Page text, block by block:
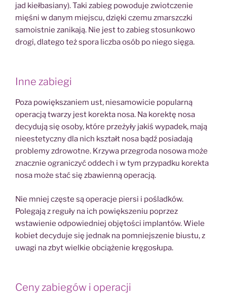
jad kiełbasiany). Taki zabieg powoduje zwiotczenie
mięśni w danym miejscu, dzięki czemu zmarszczki
samoistnie zanikają. Nie jest to zabieg stosunkowo
drogi, dlatego też spora liczba osób po niego sięga.
Inne zabiegi
Poza powiększaniem ust, niesamowicie popularną
operacją twarzy jest korekta nosa. Na korektę nosa
decydują się osoby, które przeżyły jakiś wypadek, mają
nieestetyczny dla nich kształt nosa bądź posiadają
problemy zdrowotne. Krzywa przegroda nosowa może
znacznie ograniczyć oddech i w tym przypadku korekta
nosa może stać się zbawienną operacją.
Nie mniej częste są operacje piersi i pośladków.
Polegają z reguły na ich powiększeniu poprzez
wstawienie odpowiedniej objętości implantów. Wiele
kobiet decyduje się jednak na pomniejszenie biustu, z
uwagi na zbyt wielkie obciążenie kręgosłupa.
Ceny zabiegów i operacji